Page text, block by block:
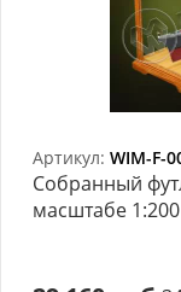
Артикул: WIM-F-
Собранный
масштабе 1:200